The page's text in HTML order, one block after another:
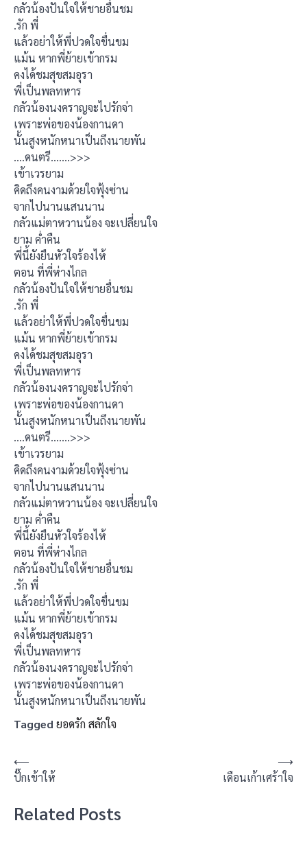
กลัวน้องปันใจให้ชายอื่นชม
.รัก พี่
แล้วอย่าให้พี่ปวดใจขื่นขม
แม้น หากพี่ย้ายเข้ากรม
คงได้ชมสุขสมอุรา
พี่เป็นพลทหาร
กลัวน้องนงคราญจะไปรักจ่า
เพราะพ่อของน้องกานดา
นั้นสูงหนักหนาเป็นถึงนายพัน
….ดนตรี…….>>>
เข้าเวรยาม
คิดถึงคนงามด้วยใจฟุ้งซ่าน
จากไปนานแสนนาน
กลัวแม่ตาหวานน้อง จะเปลี่ยนใจ
ยาม ค่ำคืน
พี่นี้ยังยืนหัวใจร้องไห้
ตอน ที่พี่ห่างไกล
กลัวน้องปันใจให้ชายอื่นชม
.รัก พี่
แล้วอย่าให้พี่ปวดใจขื่นขม
แม้น หากพี่ย้ายเข้ากรม
คงได้ชมสุขสมอุรา
พี่เป็นพลทหาร
กลัวน้องนงคราญจะไปรักจ่า
เพราะพ่อของน้องกานดา
นั้นสูงหนักหนาเป็นถึงนายพัน
….ดนตรี…….>>>
เข้าเวรยาม
คิดถึงคนงามด้วยใจฟุ้งซ่าน
จากไปนานแสนนาน
กลัวแม่ตาหวานน้อง จะเปลี่ยนใจ
ยาม ค่ำคืน
พี่นี้ยังยืนหัวใจร้องไห้
ตอน ที่พี่ห่างไกล
กลัวน้องปันใจให้ชายอื่นชม
.รัก พี่
แล้วอย่าให้พี่ปวดใจขื่นขม
แม้น หากพี่ย้ายเข้ากรม
คงได้ชมสุขสมอุรา
พี่เป็นพลทหาร
กลัวน้องนงคราญจะไปรักจ่า
เพราะพ่อของน้องกานดา
นั้นสูงหนักหนาเป็นถึงนายพัน
Tagged ยอดรัก สลักใจ
แนะแนว
เรื่อง
⟵
ปั๊กเข้าให้
เดือนเก้าเศร้าใจ
⟶
Related Posts